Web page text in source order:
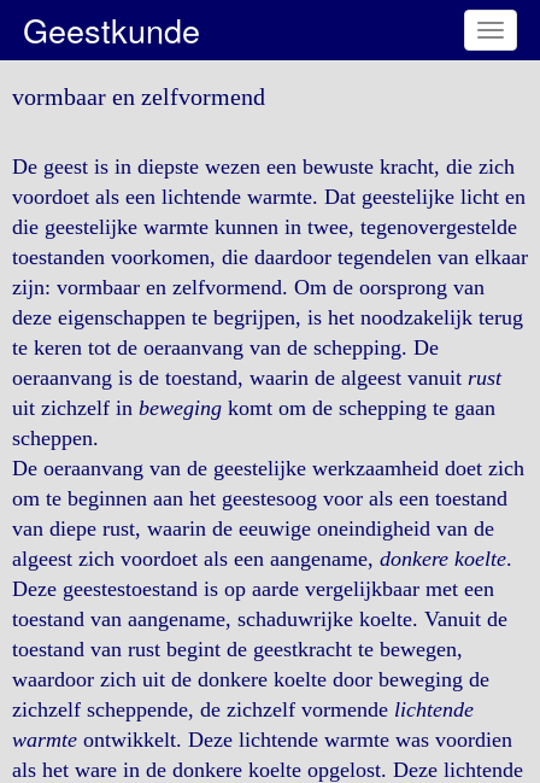
Toggle
Geestkunde
vormbaar en zelfvormend
De geest is in diepste wezen een bewuste kracht, die zich
voordoet als een lichtende warmte. Dat geestelijke licht en
die geestelijke warmte kunnen in twee, tegenovergestelde
toestanden voorkomen, die daardoor tegendelen van elkaar
zijn: vormbaar en zelfvormend. Om de oorsprong van
deze eigenschappen te begrijpen, is het noodzakelijk terug
te keren tot de oeraanvang van de schepping. De
oeraanvang is de toestand, waarin de algeest vanuit rust
uit zichzelf in beweging komt om de schepping te gaan
scheppen.
De oeraanvang van de geestelijke werkzaamheid doet zich
om te beginnen aan het geestesoog voor als een toestand
van diepe rust, waarin de eeuwige oneindigheid van de
algeest zich voordoet als een aangename, donkere koelte.
Deze geestestoestand is op aarde vergelijkbaar met een
toestand van aangename, schaduwrijke koelte. Vanuit de
toestand van rust begint de geestkracht te bewegen,
waardoor zich uit de donkere koelte door beweging de
zichzelf scheppende, de zichzelf vormende lichtende
warmte ontwikkelt. Deze lichtende warmte was voordien
als het ware in de donkere koelte opgelost. Deze lichtende